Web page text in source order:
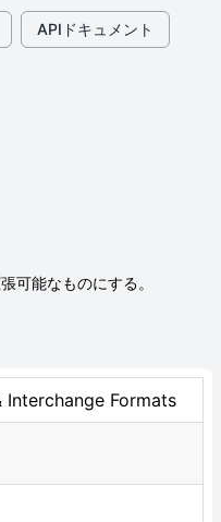
APIドキュメント
可能なものにする。
Interchange Formats